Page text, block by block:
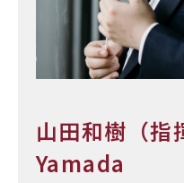
山田和樹（
Yamada